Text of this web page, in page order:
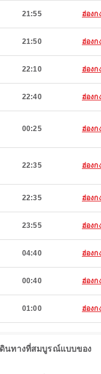
21:55 ฮ่องก
21:50 ฮ่องก
22:10 ฮ่องก
22:40 ฮ่องก
00:25 ฮ่องก
22:35 ฮ่องก
22:35 ฮ่องก
23:55 ฮ่องก
04:40 ฮ่องก
00:40 ฮ่องก
01:00 ฮ่องก
นทางที่สมบูรณ์แบบของ